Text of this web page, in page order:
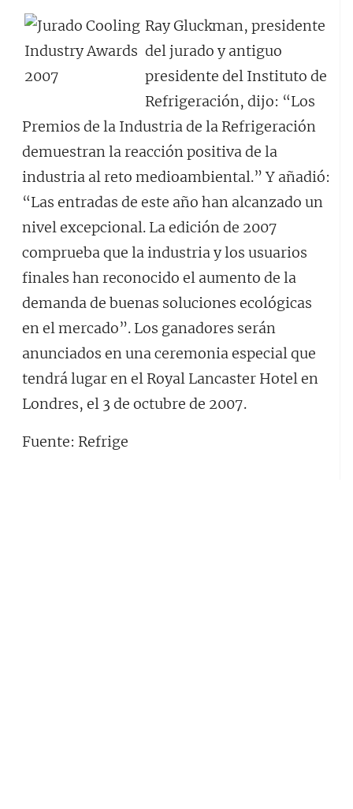
Ray Gluckman, presidente
del jurado y antiguo
presidente del Instituto de
Refrigeración, dijo: “Los
Premios de la Industria de la Refrigeración
demuestran la reacción positiva de la
industria al reto medioambiental.” Y añadió:
“Las entradas de este año han alcanzado un
nivel excepcional. La edición de 2007
comprueba que la industria y los usuarios
finales han reconocido el aumento de la
demanda de buenas soluciones ecológicas
en el mercado”. Los ganadores serán
anunciados en una ceremonia especial que
tendrá lugar en el Royal Lancaster Hotel en
Londres, el 3 de octubre de 2007.
Fuente: Refrige